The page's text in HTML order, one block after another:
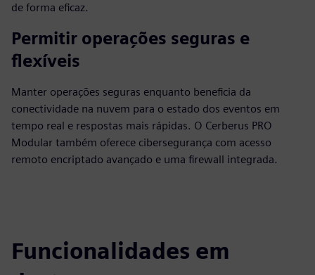
de forma eficaz.
Permitir operações seguras e
flexíveis
Manter operações seguras enquanto beneficia da
conectividade na nuvem para o estado dos eventos em
tempo real e respostas mais rápidas. O Cerberus PRO
Modular também oferece cibersegurança com acesso
remoto encriptado avançado e uma firewall integrada.
Funcionalidades em